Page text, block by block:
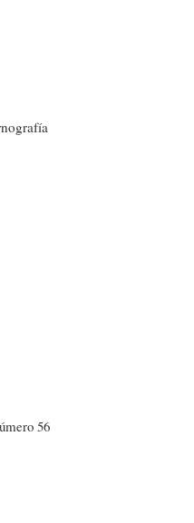
56